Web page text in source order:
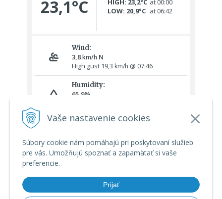
Vaše nastavenie cookies
Súbory cookie nám pomáhajú pri poskytovaní služieb
pre vás. Umožňujú spoznať a zapamätať si vaše
preferencie.
Prijať